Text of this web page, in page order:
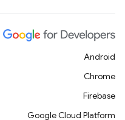
Android
Chrome
Firebase
Google Cloud Platform